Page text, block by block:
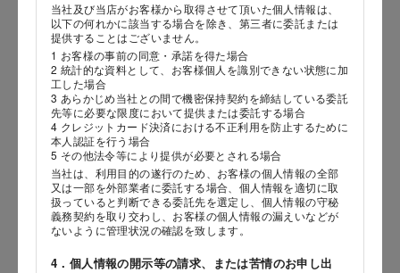
当社及び当店がお客様から取得させて頂いた個人情報は、
以下の何れかに該当する場合を除き、第三者に委託または
提供することはございません。
1 お客様の事前の同意・承諾を得た場合
2 統計的な資料として、お客様個人を識別できない状態に加
工した場合
3 あらかじめ当社との間で機密保持契約を締結している委託
先等に必要な限度において提供または委託する場合
4 クレジットカード決済における不正利用を防止するために
本人認証を行う場合
5 その他法令等により提供が必要とされる場合
当社は、利用目的の遂行のため、お客様の個人情報の全部
又は一部を外部業者に委託する場合、個人情報を適切に取
扱っていると判断できる委託先を選定し、個人情報の守秘
義務契約を取り交わし、お客様の個人情報の漏えいなどが
ないように管理状況の確認を致します。
4．個人情報の開示等の請求、または苦情のお申し出
年
月 日
岳や末広がりを意味す
つ時」という意味を込
雄大な八ヶ岳山麓の自
れる、こだわりのスイー
海外 Overseas shops
Indonesia
Malaysia
Hong Kong
UAE
Thailand
Vietnam